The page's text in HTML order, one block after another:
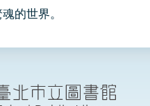
的世界。